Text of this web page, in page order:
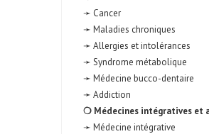
➛ Cancer
➛ Maladies chroniques
➛ Allergies et intolérances
➛ Syndrome métabolique
➛ Médecine bucco-dentaire
➛ Addiction
❍ Médecines intégratives et
➛ Médecine intégrative